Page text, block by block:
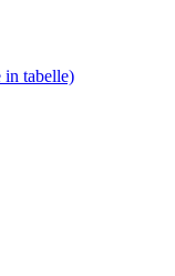
tabelle)